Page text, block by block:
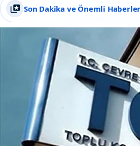
Son Dakika ve Önemli